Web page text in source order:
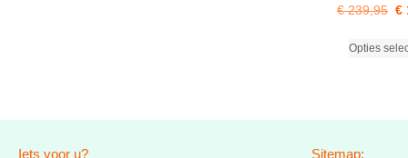
€239,95 €
Opties
Iets voor u? Sitemap: